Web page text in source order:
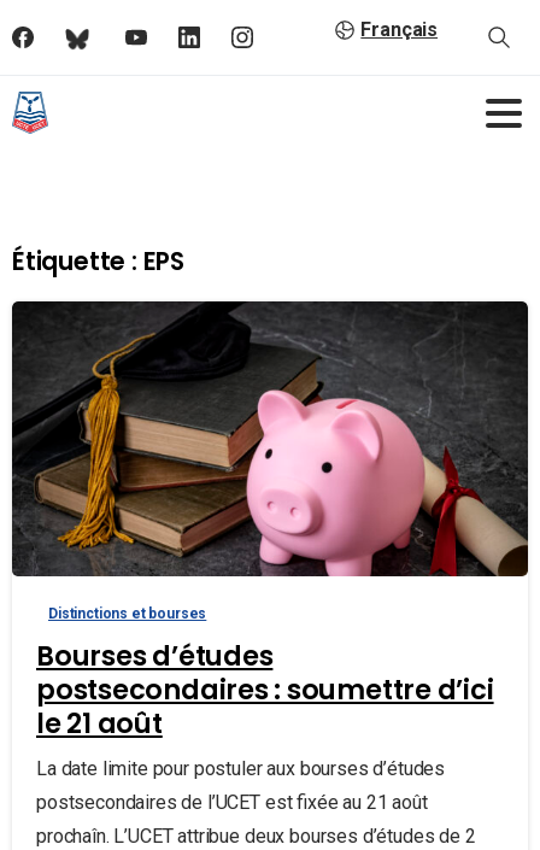
Français
Étiquette : EPS
Distinctions et bourses
Bourses d’études
postsecondaires : soumettre d’ici
le 21 août
La date limite pour postuler aux bourses d’études
postsecondaires de l’UCET est fixée au 21 août
prochaîn. L’UCET attribue deux bourses d’études de 2